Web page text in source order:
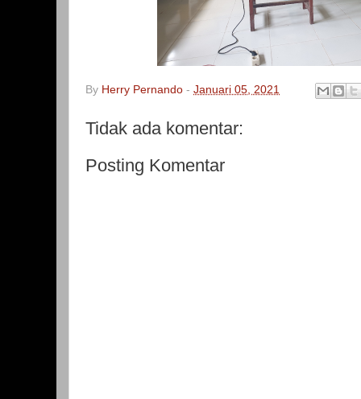
By Herry Pernando - Januari 05, 2021
Tidak ada komentar:
Posting Komentar